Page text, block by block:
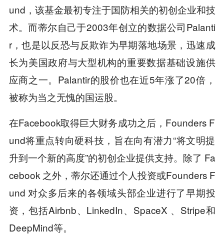
und，该基金最初专注于国防相关的初创企业和技
术。而蒂尔自己于2003年创立的数据公司Palanti
r，也是以反恐与反欺诈为早期落地场景，迅速成
长为美国政府与大型机构的重要数据基础设施供
应商之一。Palantir的股价也在近5年涨了20倍，
被称为当之无愧的国运股。
在Facebook取得巨大财务成功之后，Founders F
und将重点转向硬科技，旨在向有潜力“将文明提
升到一个新的高度”的初创企业提供支持。除了 Fa
cebook 之外，蒂尔还通过个人投资或Founders F
und 对众多后来的各领域头部企业进行了早期投
资，包括Airbnb、LinkedIn、SpaceX 、Stripe和
DeepMind等。